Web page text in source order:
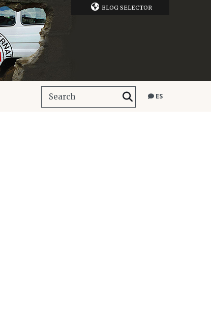
BLOG SELECTOR
ES